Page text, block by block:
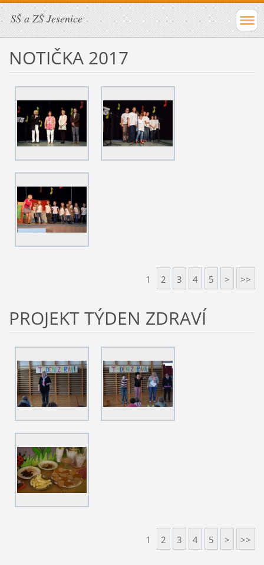
SŠ a ZŠ Jesenice
NOTIČKA 2017
1 2 3 4 5 > >>
PROJEKT TÝDEN ZDRAVÍ
1 2 3 4 5 > >>